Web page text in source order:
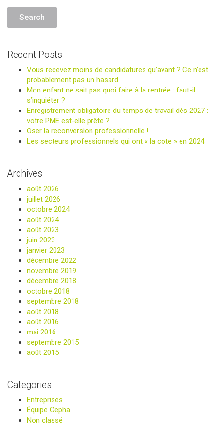
Recent Posts
Vous recevez moins de candidatures qu’avant ? Ce n’est
probablement pas un hasard.
Mon enfant ne sait pas quoi faire à la rentrée : faut-il
s’inquiéter ?
Enregistrement obligatoire du temps de travail dès 2027 :
votre PME est-elle prête ?
Oser la reconversion professionnelle !
Les secteurs professionnels qui ont « la cote » en 2024
Archives
août 2026
juillet 2026
octobre 2024
août 2024
août 2023
juin 2023
janvier 2023
décembre 2022
novembre 2019
décembre 2018
octobre 2018
septembre 2018
août 2018
août 2016
mai 2016
septembre 2015
août 2015
Categories
Entreprises
Équipe Cepha
Non classé